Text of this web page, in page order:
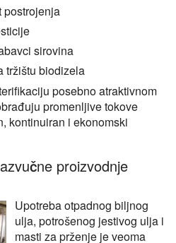
postrojenja
sirovina
tržištu biodizela
posebno atraktivnom
promenljive tokove
kontinuiran i ekonomski
proizvodnje
Upotreba otpadnog biljnog
ulja, potrošenog jestivog ulja i
masti za prženje je veoma